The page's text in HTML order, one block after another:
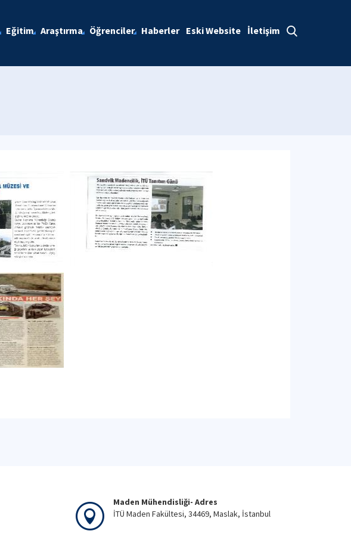
Eğitim Araştırma Öğrenciler Haberler Eski Website İletişim
Maden Mühendisliği- Adres
İTÜ Maden Fakültesi, 34469, Maslak, İstanbul